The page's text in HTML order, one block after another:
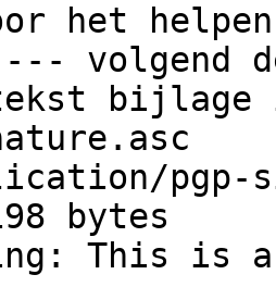
het
volgend
pgp-
bytes
This is